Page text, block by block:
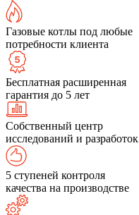
Газовые котлы под любые
потребности клиента
Бесплатная расширенная
гарантия до 5 лет
Собственный центр
исследований и разработок
5 ступеней контроля
качества на производстве